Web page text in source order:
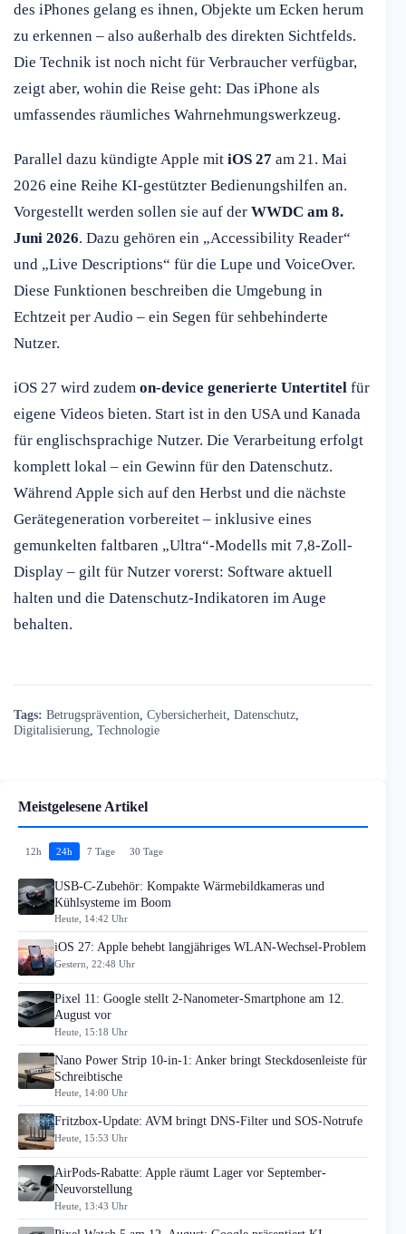
des iPhones gelang es ihnen, Objekte um Ecken herum
zu erkennen – also außerhalb des direkten Sichtfelds.
Die Technik ist noch nicht für Verbraucher verfügbar,
zeigt aber, wohin die Reise geht: Das iPhone als
umfassendes räumliches Wahrnehmungswerkzeug.
Parallel dazu kündigte Apple mit iOS 27 am 21. Mai
2026 eine Reihe KI-gestützter Bedienungshilfen an.
Vorgestellt werden sollen sie auf der WWDC am 8.
Juni 2026. Dazu gehören ein „Accessibility Reader“
und „Live Descriptions“ für die Lupe und VoiceOver.
Diese Funktionen beschreiben die Umgebung in
Echtzeit per Audio – ein Segen für sehbehinderte
Nutzer.
iOS 27 wird zudem on-device generierte Untertitel für
eigene Videos bieten. Start ist in den USA und Kanada
für englischsprachige Nutzer. Die Verarbeitung erfolgt
komplett lokal – ein Gewinn für den Datenschutz.
Während Apple sich auf den Herbst und die nächste
Gerätegeneration vorbereitet – inklusive eines
gemunkelten faltbaren „Ultra“-Modells mit 7,8-Zoll-
Display – gilt für Nutzer vorerst: Software aktuell
halten und die Datenschutz-Indikatoren im Auge
behalten.
Tags: Betrugsprävention Cybersicherheit Datenschutz
Digitalisierung Technologie
Meistgelesene Artikel
12h 24h 7 Tage 30 Tage
USB-C-Zubehör: Kompakte Wärmebildkameras und
Kühlsysteme im Boom
Heute, 14:42 Uhr
iOS 27: Apple behebt langjähriges WLAN-Wechsel-Problem
Gestern, 22:48 Uhr
Pixel 11: Google stellt 2-Nanometer-Smartphone am 12.
August vor
Heute, 15:18 Uhr
Nano Power Strip 10-in-1: Anker bringt Steckdosenleiste für
Schreibtische
Heute, 14:00 Uhr
Fritzbox-Update: AVM bringt DNS-Filter und SOS-Notrufe
Heute, 15:53 Uhr
AirPods-Rabatte: Apple räumt Lager vor September-
Neuvorstellung
Heute, 13:43 Uhr